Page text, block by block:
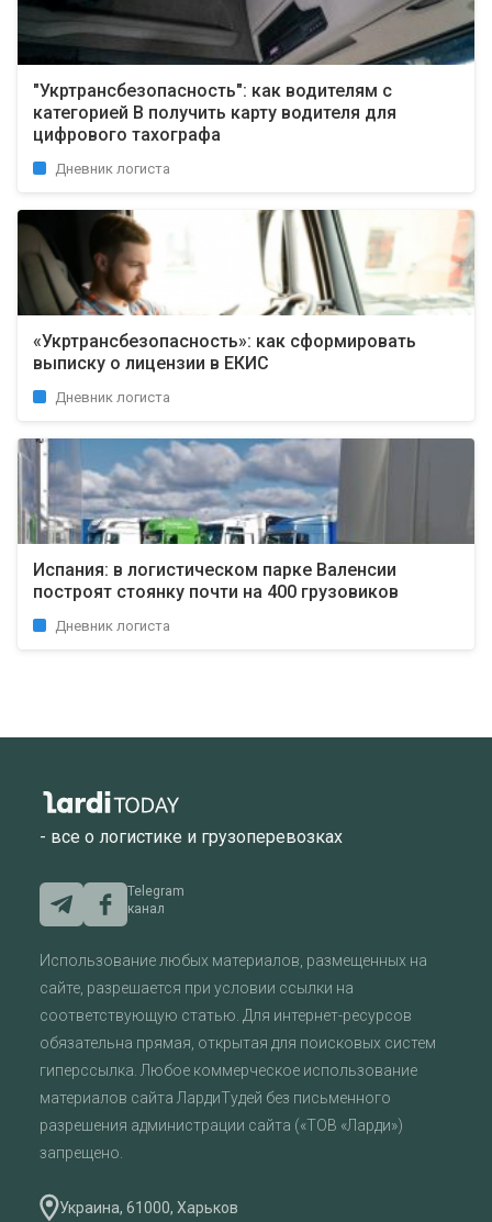
"Укртрансбезопасность": как водителям с
категорией B получить карту водителя для
цифрового тахографа
Дневник логиста
«Укртрансбезопасность»: как сформировать
выписку о лицензии в ЕКИС
Дневник логиста
Испания: в логистическом парке Валенсии
построят стоянку почти на 400 грузовиков
Дневник логиста
- все о логистике и грузоперевозках
Telegram
канал
Использование любых материалов, размещенных на
сайте, разрешается при условии ссылки на
соответствующую статью. Для интернет-ресурсов
обязательна прямая, открытая для поисковых систем
гиперссылка. Любое коммерческое использование
материалов сайта ЛардиТудей без письменного
разрешения администрации сайта («ТОВ «Ларди»)
запрещено.
Украина, 61000, Харьков